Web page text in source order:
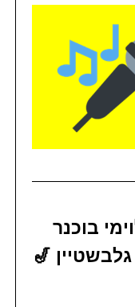
בוכנר
🎷